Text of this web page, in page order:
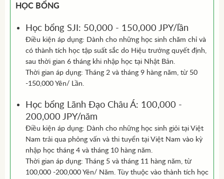
HỌC BỔNG
Học bổng SJI: 50,000 - 150,000 JPY/lần
Điều kiện áp dụng: Dành cho những học sinh chăm chỉ và
có thành tích học tập suất sắc do Hiệu trưởng quyết định,
sau thời gian 6 tháng khi nhập học tại Nhật Bản.
Thời gian áp dụng: Tháng 2 và tháng 9 hàng năm, từ 50
-150,000 Yên/ Lần.
Học bổng Lãnh Đạo Châu Á: 100,000 -
200,000 JPY/năm
Điều kiện áp dụng: Dành cho những học sinh giỏi tại Việt
Nam trải qua phỏng vấn và thi tuyển tại Việt Nam vào kỳ
nhập học tháng 4 và tháng 10 hàng năm.
Thời gian áp dụng: Tháng 5 và tháng 11 hàng năm, từ
100,000 -200,000 Yên/ Năm. Tùy thuộc vào thành tích học